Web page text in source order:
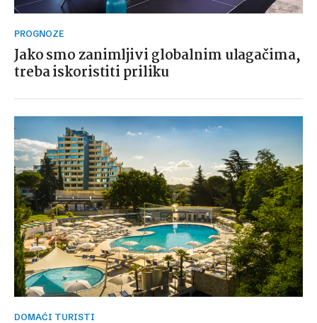
PROGNOZE
Jako smo zanimljivi globalnim ulagačima,
treba iskoristiti priliku
DOMAĆI TURISTI